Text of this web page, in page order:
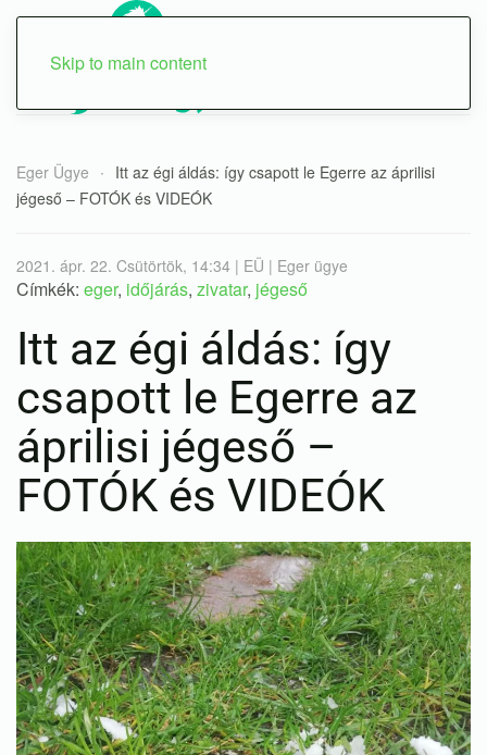
Skip to main content
Eger Ügye
Itt az égi áldás: így csapott le Egerre az áprilisi
jégeső – FOTÓK és VIDEÓK
2021. ápr. 22. Csütörtök, 14:34 | EÜ | Eger ügye
Címkék: eger, időjárás, zivatar, jégeső
Itt az égi áldás: így
csapott le Egerre az
áprilisi jégeső –
FOTÓK és VIDEÓK